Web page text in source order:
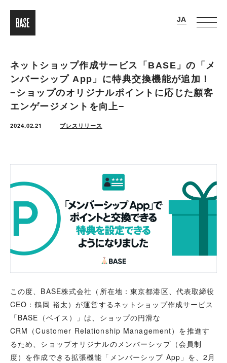
ネットショップ作成サービス「BASE」の「メ
ンバーシップ App」に特典交換機能が追加！
−ショップのオリジナルポイントに応じた顧客
エンゲージメントを向上−
2024.02.21 プレスリリース
この度、BASE株式会社（所在地：東京都港区、代表取締役
CEO：鶴岡 裕太）が運営するネットショップ作成サービス
「BASE（ベイス）」は、ショップの円滑な
CRM（Customer Relationship Management）を推進す
るため、ショップオリジナルのメンバーシップ（会員制
度）を作成できる拡張機能「メンバーシップ App」を、2月